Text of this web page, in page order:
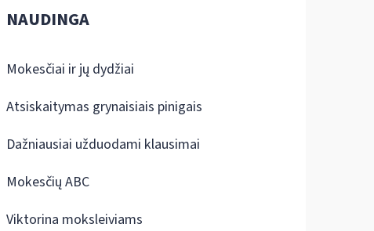
NAUDINGA
Mokesčiai ir jų dydžiai
Atsiskaitymas grynaisiais pinigais
Dažniausiai užduodami klausimai
Mokesčių ABC
Viktorina moksleiviams